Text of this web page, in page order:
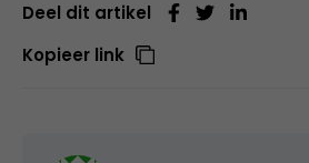
Deel dit artikel
Kopieer link